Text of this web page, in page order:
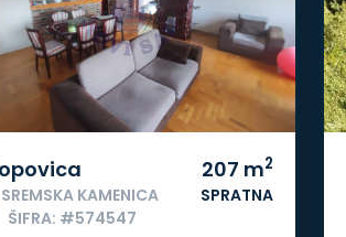
SREMSKA KAMENICA
ŠIFRA: #574547
207 m2
SPRATNA